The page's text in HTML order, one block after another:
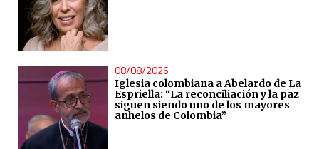
08/08/2026
Iglesia colombiana a Abelardo de La
Espriella: “La reconciliación y la paz
siguen siendo uno de los mayores
anhelos de Colombia”